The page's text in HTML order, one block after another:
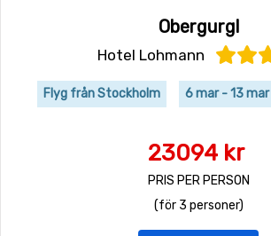
Obergurgl
Hotel Lohmann
Flyg från Stockholm 6 mar - 13 mar
23094 kr
PRIS PER PERSON
(för 3 personer)